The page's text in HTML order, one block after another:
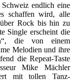
endlich eine
schaffen wird, alle
Rock bis hin zu
Single erscheint die
die von einem
Melodien und ihre
die Repeat-Taste
Mike Mächler
mit tollen Tanz-